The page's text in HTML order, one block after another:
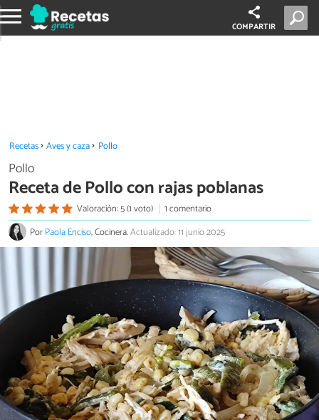
COMPARTIR
Recetas Aves y caza Pollo
Pollo
Receta de Pollo con rajas poblanas
Valoración: 5 (1 voto)
1 comentario
PorPaola Enciso, Cocinera.Actualizado: 11 junio 2025